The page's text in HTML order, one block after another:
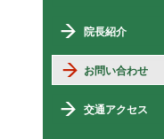
院長紹介
お問い合わせ
交通アクセス